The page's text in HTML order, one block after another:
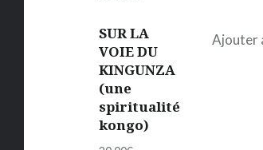
SUR LA
VOIE DU
KINGUNZA
(une
spiritualité
kongo)
Ajouter